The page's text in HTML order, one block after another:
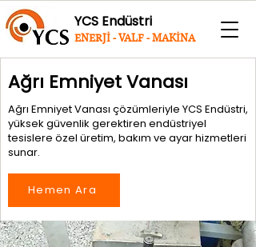
YCS Endüstri
ENERJİ - VALF - MAKİNA
Ağrı Emniyet Vanası
Ağrı Emniyet Vanası çözümleriyle YCS Endüstri,
yüksek güvenlik gerektiren endüstriyel
tesislere özel üretim, bakım ve ayar hizmetleri
sunar.
Hemen Ara